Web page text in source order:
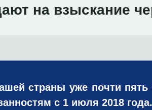
на взыскание
страны уже почти пять
с 1 июля 2018 года.